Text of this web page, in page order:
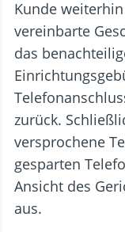
Kunde
vereinbarte
das
zurück.
versprochene
gesparten
Ansicht des
aus.